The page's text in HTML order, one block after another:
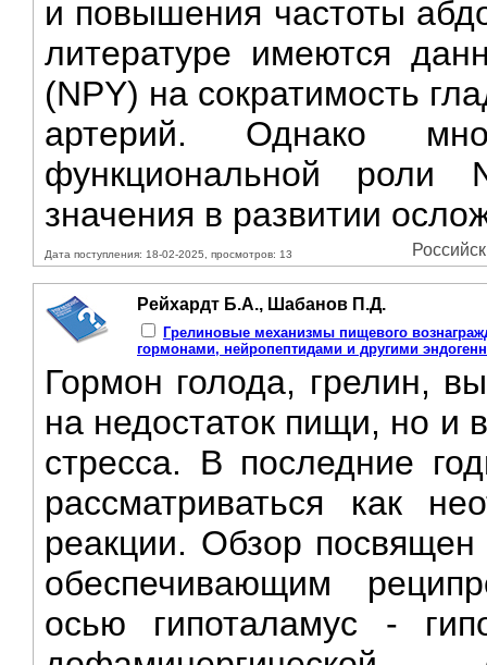
и повышения частоты
литературе имеются
(NPY) на сократимость
артерий. Однако
функциональной роли
значения в развитии
Дата поступления: 18-02-2025, просмотров: 13
Рейхардт Б.А., Шабанов П.Д.
Грелиновые механизмы пищевого
гормонами, нейропептидами и другими
Гормон голода, грелин,
на недостаток пищи, но и
стресса. В последние
рассматриваться как
реакции. Обзор
обеспечивающим
осью гипоталамус -